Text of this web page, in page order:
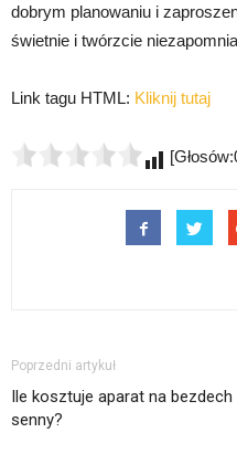
dobrym planowaniu i
świetnie i twórzcie
Link tagu HTML: Kliknij tutaj
Poprzedni artykuł
Ile kosztuje aparat na bezdech
senny?